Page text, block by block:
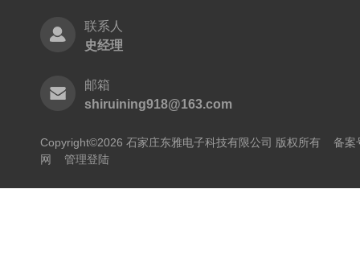
联系人
史经理
邮箱
shiruining918@163.com
Copyright©2026 石家庄东雅电子科技有限公司 版权所有 备案
网
管理登陆